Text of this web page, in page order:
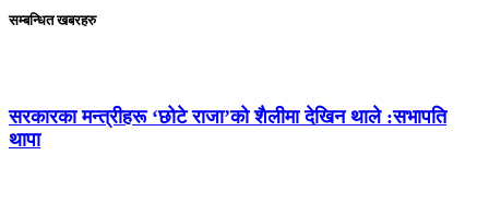
सम्बन्धित खबरहरु
सरकारका मन्त्रीहरू ‘छोटे राजा’को शैलीमा देखिन थाले :सभापति
थापा